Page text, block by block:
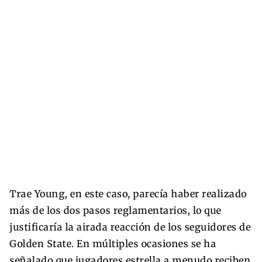
Trae Young, en este caso, parecía haber realizado
más de los dos pasos reglamentarios, lo que
justificaría la airada reacción de los seguidores de
Golden State. En múltiples ocasiones se ha